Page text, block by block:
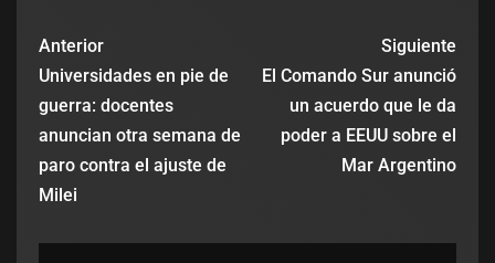
Anterior
Universidades en pie de
guerra: docentes
anuncian otra semana de
paro contra el ajuste de
Milei
Siguiente
El Comando Sur anunció
un acuerdo que le da
poder a EEUU sobre el
Mar Argentino